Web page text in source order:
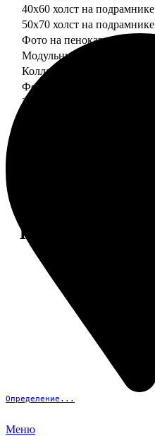
Определение...
Меню
40х60 холст на подрамнике
50х70 холст на подрамнике
Фото на пенокартоне
Модульный пенокартон
Коллаж на пенокартоне
ФотоМозаика
30х40 пенокартон
Примеры работ